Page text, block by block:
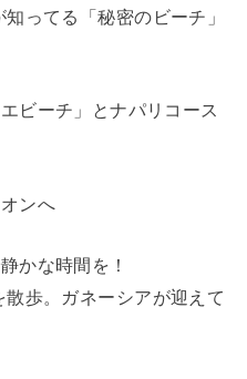
てる「秘密のビーチ」
ビーチ」とナパリコース
ンへ
かな時間を！
ガネーシアが迎えて